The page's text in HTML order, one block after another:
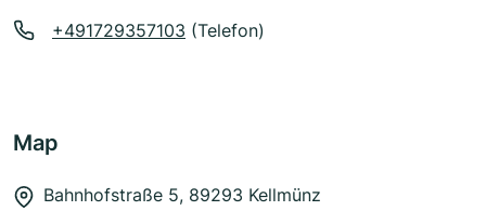
+491729357103 (Telefon)
Map
Bahnhofstraße 5, 89293 Kellmünz